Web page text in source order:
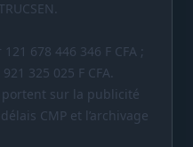
678 446 346 F CFA ;
325 025 F CFA.
sur la publicité
CMP et l’archivage